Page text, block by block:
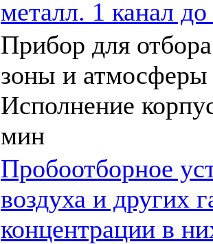
металл. 1 канал
Прибор для
зоны и атмосферы
Исполнение
мин
Пробоотборное
воздуха и других
концентрации в